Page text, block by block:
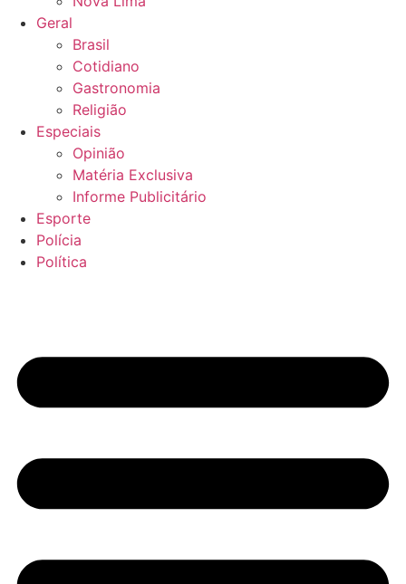
Geral
Brasil
Cotidiano
Gastronomia
Religião
Especiais
Opinião
Matéria Exclusiva
Informe Publicitário
Esporte
Polícia
Política